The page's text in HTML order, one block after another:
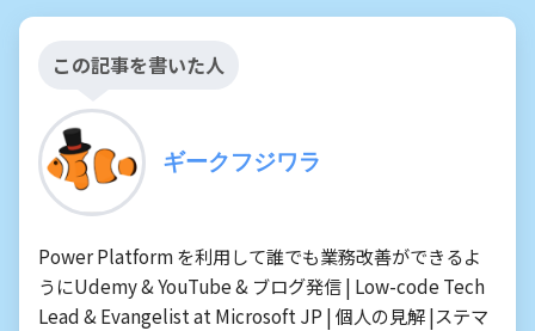
この記事を書いた人
ギークフジワラ
Power Platform を利用して誰でも業務改善ができるよ
うにUdemy & YouTube & ブログ発信 | Low-code Tech
Lead & Evangelist at Microsoft JP | 個人の見解 |ステマ